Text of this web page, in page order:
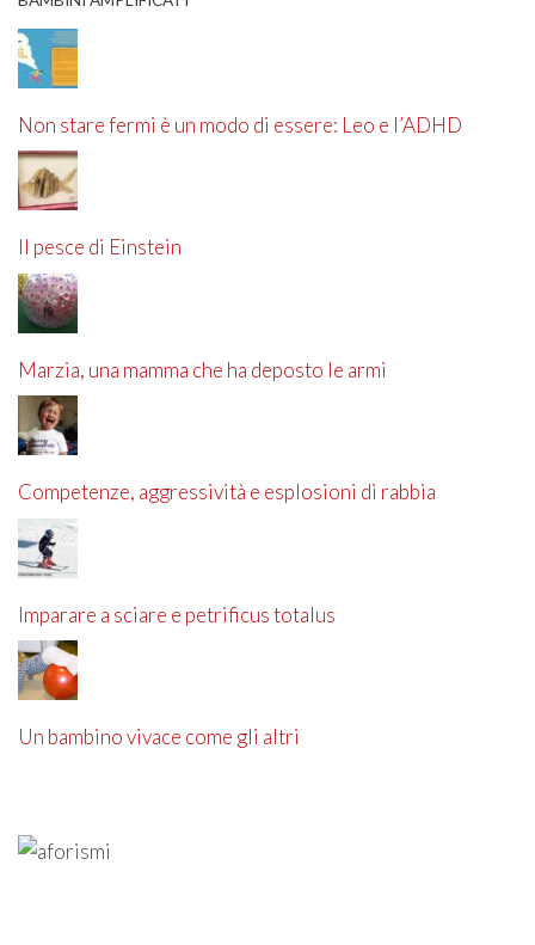
Non stare fermi è un modo di essere: Leo e l’ADHD
Il pesce di Einstein
Marzia, una mamma che ha deposto le armi
Competenze, aggressività e esplosioni di rabbia
Imparare a sciare e petrificus totalus
Un bambino vivace come gli altri